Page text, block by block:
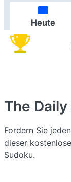
Heute
The
Fordern Sie
dieser
Sudoku.